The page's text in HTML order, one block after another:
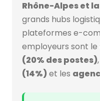
Rhône-Alpes et
grands hubs
plateformes e-
employeurs sont le
(20% des postes)
(14%) et les